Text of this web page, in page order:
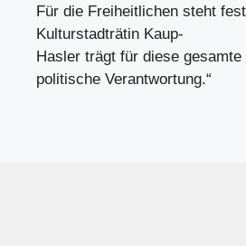
Für die Freiheitlichen steht
Kulturstadträtin Kaup-
Hasler trägt für diese gesamte
politische Verantwortung.“